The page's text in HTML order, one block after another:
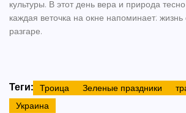
культуры. В этот день вера и природа
каждая веточка на окне напоминает:
разгаре.
Теги: Троица Зеленые праздники
Украина